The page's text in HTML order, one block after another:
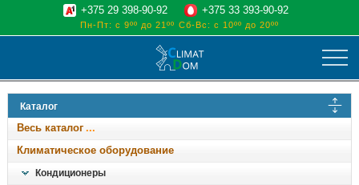
климат
отопительные котлы
водоснабжение
+375 29 398-90-92 +375 33 393-90-92
Пн-Пт: с 9ºº до 21ºº Сб-Вс: с 10ºº до 20ºº
Каталог
Весь каталог
Климатическое оборудование
Кондиционеры